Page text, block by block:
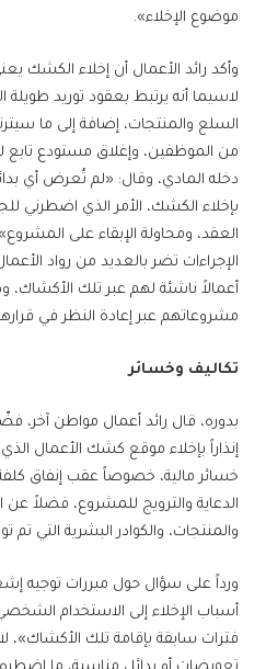
موضوع الإخلاء».
وأكد رائد الأعمال أن إخلاء الكشك
لاسيما أنه يرتبط بعقود توريد طويلة
السلع والمنتجات، إضافة إلى ما
من الموظفين، وإغلاق مستودع تابع
دخله المادي، وقال: «لم تُعرض أي
بإخلاء الكشك، الأمر الذي اضطرني
العقد، ومحاولة الإبقاء على
الإجراءات تضر بالعديد من رواد
أعمالاً ناشئة لهم عبر تلك الأكشاك،
مشروعاتهم عبر إعادة النظر في
تكاليف وخسائر
بدوره، قال رائد أعمال مواطن
إنذاراً بإخلاء موقع كشك الأعمال
خسائر مالية، خصوصاً عقب إنفاق
الدعاية والترويج للمشروع، فضلاً عن
والمنتجات، والكوادر البشرية التي تم
ورداً على سؤال حول مبررات توجيه
أسباب الإخلاء إلى الاستخدام
فترات سابقة بإقامة تلك الأكشاك»،